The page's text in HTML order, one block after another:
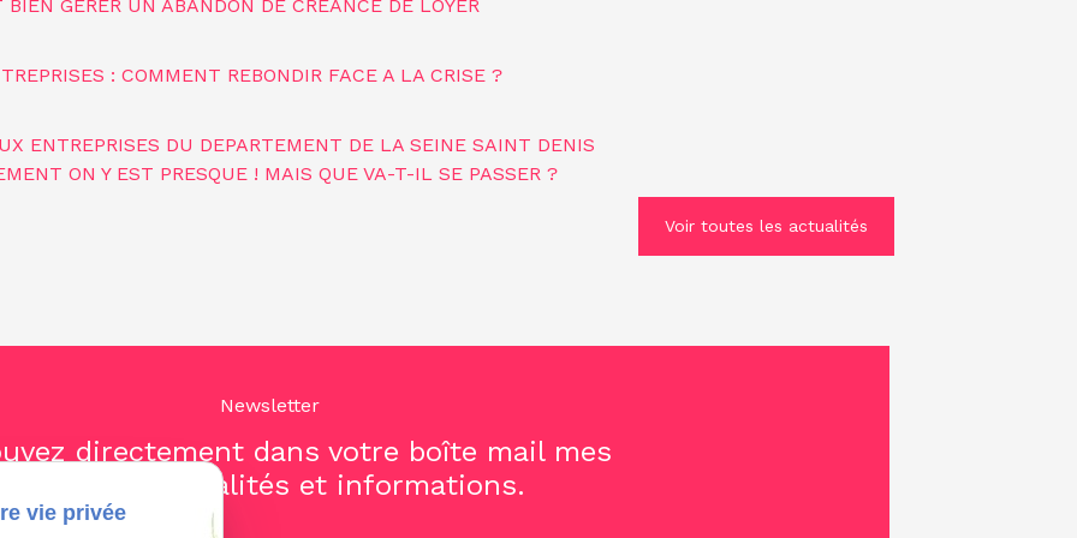
GERER UN ABANDON DE CREANCE DE LOYER
: COMMENT REBONDIR FACE A LA CRISE ?
ENTREPRISES DU DEPARTEMENT DE LA SEINE SAINT DENIS
ON Y EST PRESQUE ! MAIS QUE VA-T-IL SE PASSER ?
Voir toutes les actualités
Newsletter
directement dans votre boîte mail mes
dernières actualités et informations.
vie privée